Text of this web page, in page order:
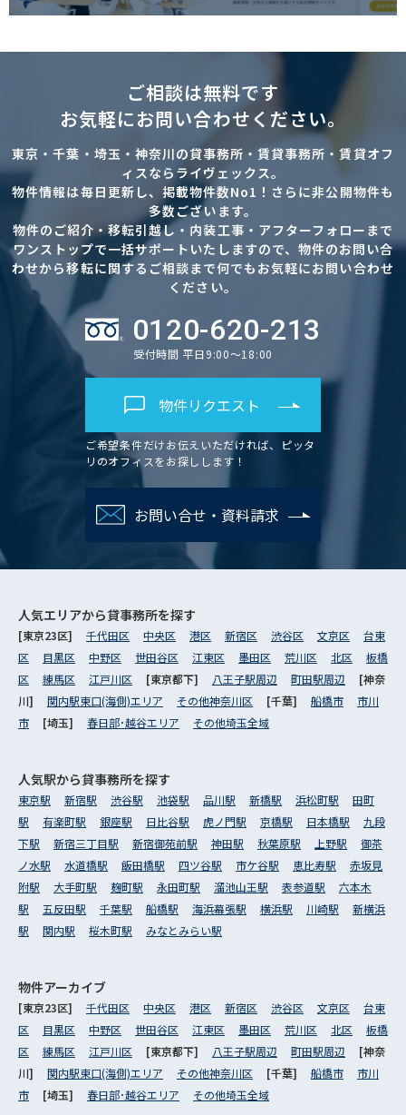
ご相談は無料です
お気軽にお問い合わせください。
東京・千葉・埼玉・神奈川の貸事務所・賃貸事務所・賃貸オフ
ィスならライヴェックス。
物件情報は毎日更新し、掲載物件数No1！さらに非公開物件も
多数ございます。
物件のご紹介・移転引越し・内装工事・アフターフォローまで
ワンストップで一括サポートいたしますので、物件のお問い合
わせから移転に関するご相談まで何でもお気軽にお問い合わせ
ください。
0120-620-213
受付時間 平日9:00～18:00
物件リクエスト
ご希望条件だけお伝えいただければ、ピッタ
リのオフィスをお探しします！
お問い合せ・資料請求
人気エリアから貸事務所を探す
[東京23区] 千代田区 中央区 港区 新宿区 渋谷区 文京区
台東
区
目黒区 中野区 世田谷区 江東区 墨田区 荒川区 北区
板橋
区
練馬区 江戸川区 [東京都下] 八王子駅周辺 町田駅周辺
[神奈
川] 関内駅東口(海側)エリア その他神奈川区 [千葉] 船橋市
市川
市
[埼玉] 春日部･越谷エリア その他埼玉全域
人気駅から貸事務所を探す
東京駅 新宿駅 渋谷駅 池袋駅 品川駅 新橋駅 浜松町駅
田町
駅
有楽町駅 銀座駅 日比谷駅 虎ノ門駅 京橋駅 日本橋駅
九段
下駅
新宿三丁目駅 新宿御苑前駅 神田駅 秋葉原駅 上野駅
御茶
ノ水駅
水道橋駅 飯田橋駅 四ツ谷駅 市ケ谷駅 恵比寿駅
赤坂見
附駅
大手町駅 麹町駅 永田町駅 溜池山王駅 表参道駅
六本木
駅
五反田駅 千葉駅 船橋駅 海浜幕張駅 横浜駅 川崎駅
新横浜
駅
関内駅 桜木町駅 みなとみらい駅
物件アーカイブ
[東京23区] 千代田区 中央区 港区 新宿区 渋谷区 文京区
台東
区
目黒区 中野区 世田谷区 江東区 墨田区 荒川区 北区
板橋
区
練馬区 江戸川区 [東京都下] 八王子駅周辺 町田駅周辺
[神奈
川] 関内駅東口(海側)エリア その他神奈川区 [千葉] 船橋市
市川
市
[埼玉] 春日部･越谷エリア その他埼玉全域